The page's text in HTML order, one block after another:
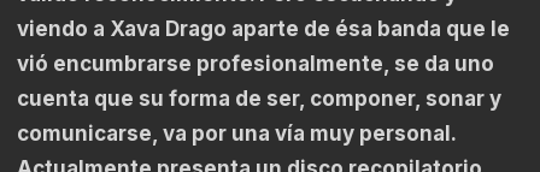
viendo a Xava Drago aparte de ésa banda que le
vió encumbrarse profesionalmente, se da uno
cuenta que su forma de ser, componer, sonar y
comunicarse, va por una vía muy personal.